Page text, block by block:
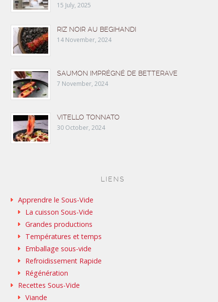
15 July, 2025
RIZ NOIR AU BEGIHANDI
14 November, 2024
SAUMON IMPRÉGNÉ DE BETTERAVE
7 November, 2024
VITELLO TONNATO
30 October, 2024
LIENS
Apprendre le Sous-Vide
La cuisson Sous-Vide
Grandes productions
Températures et temps
Emballage sous-vide
Refroidissement Rapide
Régénération
Recettes Sous-Vide
Viande